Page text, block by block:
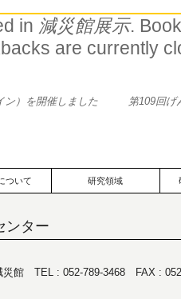
in 減災館展示.
are currently
）を開催しました 第109回
ついて 研究領域
ンター
災館 TEL : 052-789-3468 FAX :